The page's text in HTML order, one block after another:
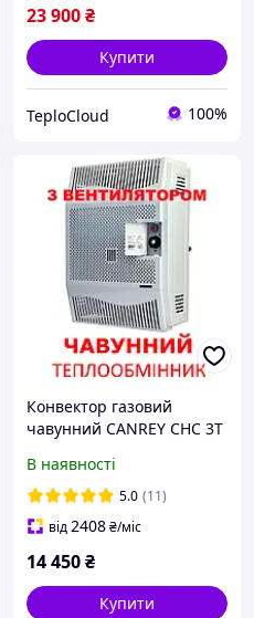
23 900₴
Купити
TeploCloud 100%
Конвектор газовий
чавунний CANREY CHC 3T
вентилятором
В наявності
5.0 (11)
від2408₴/міс
14 450₴
Купити